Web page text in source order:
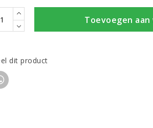
Toevoegen
dit product